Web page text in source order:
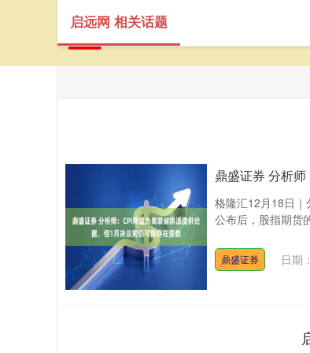
启远网 相关话题
鼎盛证券 分析
格隆汇12月18日
公布后，股指期货
鼎盛证券 日期